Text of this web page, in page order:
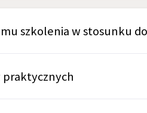
szkolenia w stosunku
praktycznych